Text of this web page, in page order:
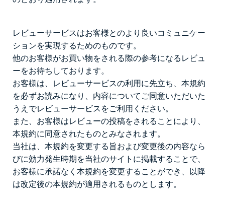
レビューサービスはお客様とのより良いコミュニケー
ションを実現するためのものです。
他のお客様がお買い物をされる際の参考になるレビュ
ーをお待ちしております。
お客様は、レビューサービスの利用に先立ち、本規約
を必ずお読みになり、内容についてご同意いただいた
うえでレビューサービスをご利用ください。
また、お客様はレビューの投稿をされることにより、
本規約に同意されたものとみなされます。
当社は、本規約を変更する旨および変更後の内容なら
びに効力発生時期を当社のサイトに掲載することで、
お客様に承諾なく本規約を変更することができ、以降
は改定後の本規約が適用されるものとします。